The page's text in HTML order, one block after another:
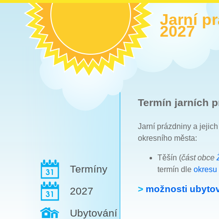
Jarní
2027
Termíny
2027
Ubytování
Termín jarních
Jarní prázdniny a
okresního města:
Těšín (část obce
termín dle okresu
> možnosti